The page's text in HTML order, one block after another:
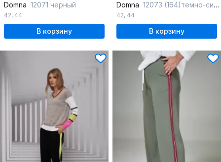
Domna 12071 черный
42, 44
В корзину
Domna 12073 (164)темно-синий
42, 44
В корзину